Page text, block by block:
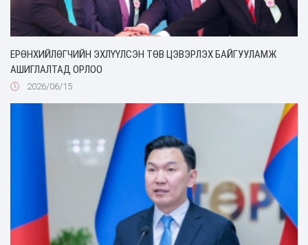
ЕРӨНХИЙЛӨГЧИЙН ЭХЛҮҮЛСЭН ТӨВ ЦЭВЭРЛЭХ БАЙГУУЛАМЖ
АШИГЛАЛТАД ОРЛОО
2026/06/15